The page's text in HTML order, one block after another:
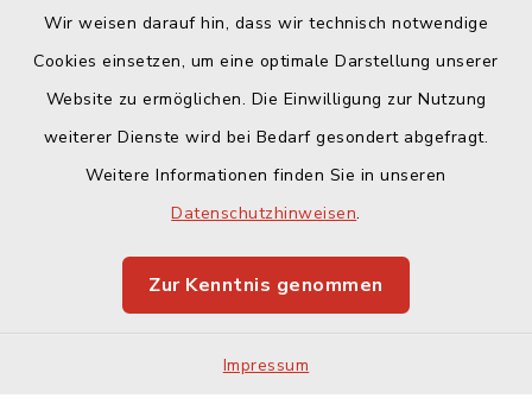
Wir weisen darauf hin, dass wir technisch notwendige
Cookies einsetzen, um eine optimale Darstellung unserer
Website zu ermöglichen. Die Einwilligung zur Nutzung
weiterer Dienste wird bei Bedarf gesondert abgefragt.
Weitere Informationen finden Sie in unseren
Datenschutzhinweisen.
Zur Kenntnis genommen
Impressum
Barrierefreiheit
Impressum
Sitemap